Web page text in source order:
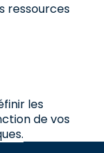
ressources
les
de vos